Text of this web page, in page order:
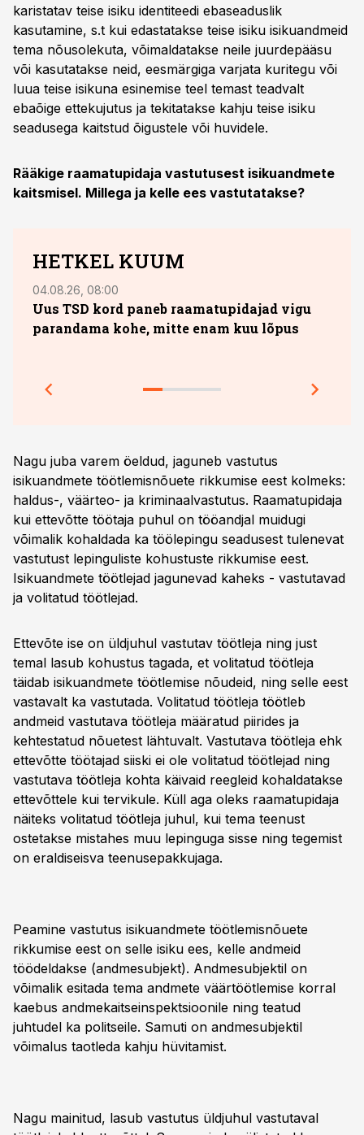
karistatav teise isiku identiteedi ebaseaduslik
kasutamine, s.t kui edastatakse teise isiku isikuandmeid
tema nõusolekuta, võimaldatakse neile juurdepääsu
või kasutatakse neid, eesmärgiga varjata kuritegu või
luua teise isikuna esinemise teel temast teadvalt
ebaõige ettekujutus ja tekitatakse kahju teise isiku
seadusega kaitstud õigustele või huvidele.
Rääkige raamatupidaja vastutusest isikuandmete
kaitsmisel. Millega ja kelle ees vastutatakse?
HETKEL KUUM
04.08.26, 08:00
Uus TSD kord paneb raamatupidajad vigu
parandama kohe, mitte enam kuu lõpus
Nagu juba varem öeldud, jaguneb vastutus
isikuandmete töötlemisnõuete rikkumise eest kolmeks:
haldus-, väärteo- ja kriminaalvastutus. Raamatupidaja
kui ettevõtte töötaja puhul on tööandjal muidugi
võimalik kohaldada ka töölepingu seadusest tulenevat
vastutust lepinguliste kohustuste rikkumise eest.
Isikuandmete töötlejad jagunevad kaheks - vastutavad
ja volitatud töötlejad.
Ettevõte ise on üldjuhul vastutav töötleja ning just
temal lasub kohustus tagada, et volitatud töötleja
täidab isikuandmete töötlemise nõudeid, ning selle eest
vastavalt ka vastutada. Volitatud töötleja töötleb
andmeid vastutava töötleja määratud piirides ja
kehtestatud nõuetest lähtuvalt. Vastutava töötleja ehk
ettevõtte töötajad siiski ei ole volitatud töötlejad ning
vastutava töötleja kohta käivaid reegleid kohaldatakse
ettevõttele kui tervikule. Küll aga oleks raamatupidaja
näiteks volitatud töötleja juhul, kui tema teenust
ostetakse mistahes muu lepinguga sisse ning tegemist
on eraldiseisva teenusepakkujaga.
Peamine vastutus isikuandmete töötlemisnõuete
rikkumise eest on selle isiku ees, kelle andmeid
töödeldakse (andmesubjekt). Andmesubjektil on
võimalik esitada tema andmete väärtöötlemise korral
kaebus andmekaitseinspektsioonile ning teatud
juhtudel ka politseile. Samuti on andmesubjektil
võimalus taotleda kahju hüvitamist.
Nagu mainitud, lasub vastutus üldjuhul vastutaval